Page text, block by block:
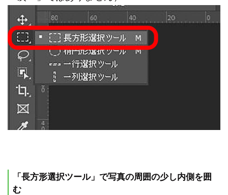
「長方形選択ツール」で写真の周囲の少し内側を囲
む